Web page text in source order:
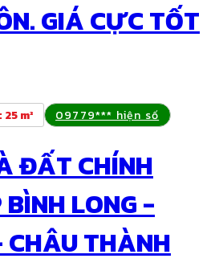
GIÁ CỰC TỐT
: 25 m² 09779*** hiện số
ĐẤT CHÍNH
LONG -
THÀNH